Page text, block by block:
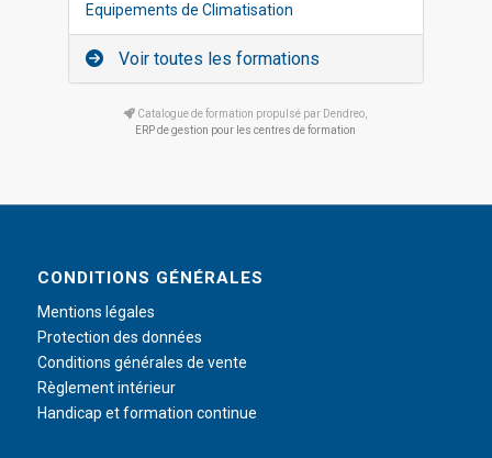
Equipements de Climatisation
Voir toutes les formations
Catalogue de formation propulsé par Dendreo,
ERP de gestion pour les centres de formation
CONDITIONS GÉNÉRALES
Mentions légales
Protection des données
Conditions générales de vente
Règlement intérieur
Handicap et formation continue